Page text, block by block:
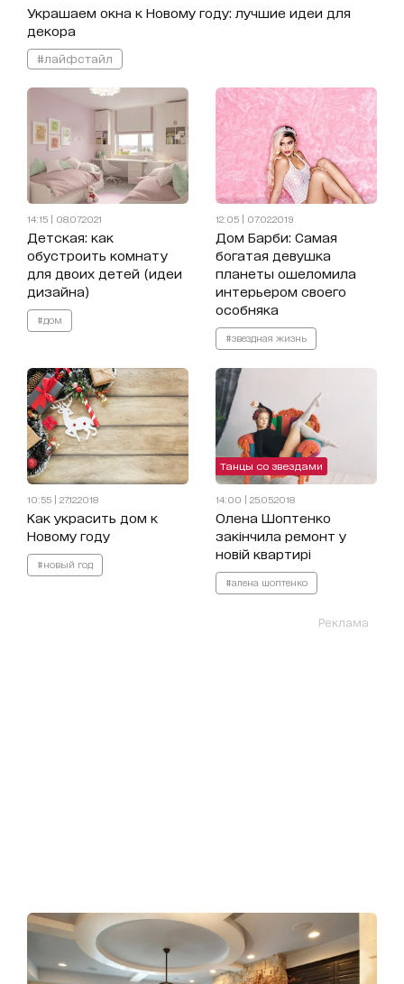
Украшаем окна к Новому году: лучшие идеи для
декора
#лайфстайл
14:15 | 08.07.2021
Детская: как
обустроить комнату
для двоих детей (идеи
дизайна)
#дом
12:05 | 07.02.2019
Дом Барби: Самая
богатая девушка
планеты ошеломила
интерьером своего
особняка
#звездная жизнь
10:55 | 27.12.2018
Как украсить дом к
Новому году
#новый год
Танцы со звездами
14:00 | 25.05.2018
Олена Шоптенко
закінчила ремонт у
новій квартирі
#алена шоптенко
Реклама